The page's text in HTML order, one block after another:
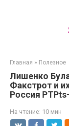
Главная » Полезное
Лишенко
Факстрот и
Россия
На чтение: 10 мин